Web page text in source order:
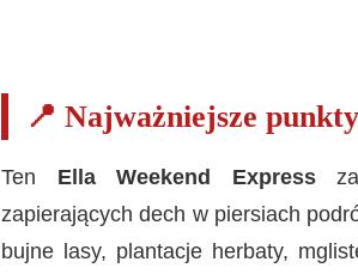
📍 Najważniejsze
Ten Ella Weekend Express
zapierających dech w piersiach
bujne lasy, plantacje herbaty,